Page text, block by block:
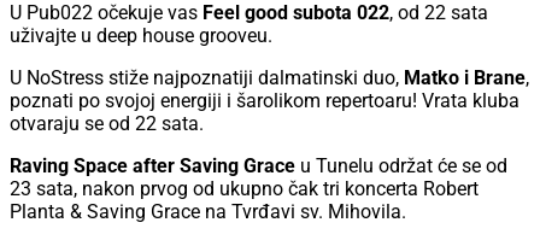
U Pub022 očekuje vas Feel good subota 022, od 22 sata
uživajte u deep house grooveu.
U NoStress stiže najpoznatiji dalmatinski duo, Matko i Brane,
poznati po svojoj energiji i šarolikom repertoaru! Vrata kluba
otvaraju se od 22 sata.
Raving Space after Saving Grace u Tunelu održat će se od
23 sata, nakon prvog od ukupno čak tri koncerta Robert
Planta & Saving Grace na Tvrđavi sv. Mihovila.